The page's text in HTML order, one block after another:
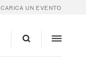
CARICA UN EVENTO